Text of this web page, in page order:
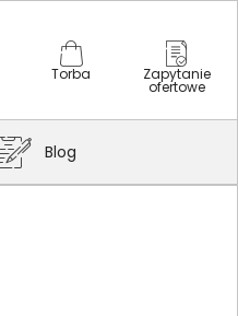
Torba Zapytanie
ofertowe
Blog